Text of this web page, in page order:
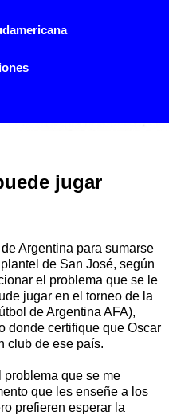
jugar
Argentina para sumarse
de San José, según
el problema que se le
jugar en el torneo de la
de Argentina AFA),
donde certifique que Oscar
club de ese país.
problema que se me
que les enseñe a los
prefieren esperar la